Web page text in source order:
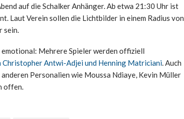
auf die Schalker Anhänger. Ab etwa 21:30 Uhr ist
Laut Verein sollen die Lichtbilder in einem Radius von
sein.
Mehrere Spieler werden offiziell
Christopher Antwi-Adjei und Henning Matriciani. Auch
Personalien wie Moussa Ndiaye, Kevin Müller
offen.